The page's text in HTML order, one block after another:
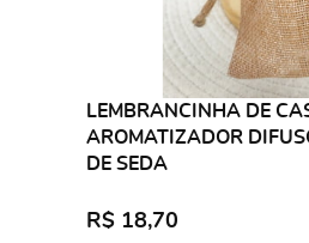
LEMBRANCINHA DE
AROMATIZADOR
DE SEDA
R$ 18,70